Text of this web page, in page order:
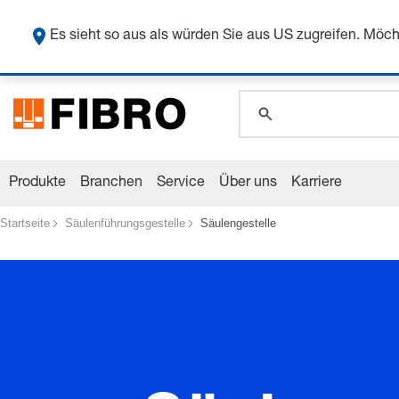
Produkte Branchen Service Über uns Karriere
Startseite Säulenführungsgestelle Säulengestelle
Es sieht so aus als würden Sie aus US zugreifen.